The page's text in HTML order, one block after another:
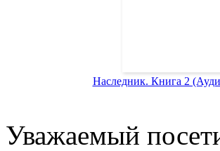
Наследник. Книга 2
Уважаемый